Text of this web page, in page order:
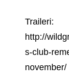
Traileri:
http://
s-club-
november/